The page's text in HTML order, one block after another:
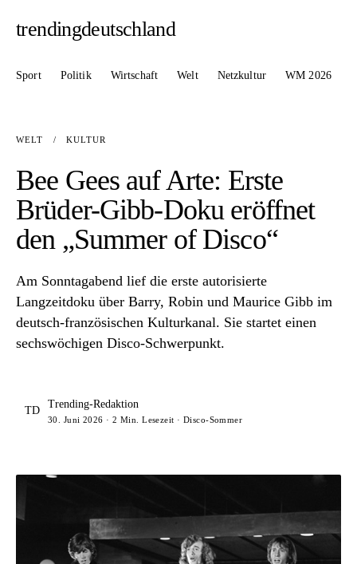
trendingdeutschland
Sport Politik Wirtschaft Welt Netzkultur WM 2026
WELT / KULTUR
Bee Gees auf Arte: Erste
Brüder-Gibb-Doku eröffnet
den „Summer of Disco“
Am Sonntagabend lief die erste autorisierte
Langzeitdoku über Barry, Robin und Maurice Gibb im
deutsch-französischen Kulturkanal. Sie startet einen
sechswöchigen Disco-Schwerpunkt.
TD
Trending-Redaktion
30. Juni 2026 · 2 Min. Lesezeit · Disco-Sommer